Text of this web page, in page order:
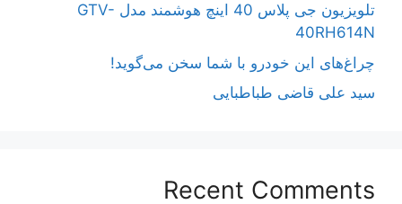
تلویزیون جی پلاس 40 اینچ هوشمند مدل GTV-
40RH614N
چراغ‌های این خودرو با شما سخن می‌گوید!
سید علی قاضی طباطبایی
Recent Comments